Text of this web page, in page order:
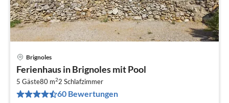
Brignoles
Ferienhaus in Brignoles mit Pool
5 Gäste80 m22 Schlafzimmer
60 Bewertungen